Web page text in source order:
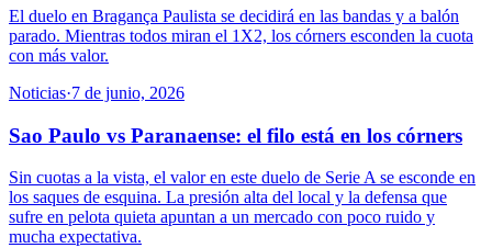
El duelo en Bragança Paulista se decidirá en las bandas y a balón
parado. Mientras todos miran el 1X2, los córners esconden la cuota
con más valor.
Noticias·7 de junio, 2026
Sao Paulo vs Paranaense: el filo está en los córners
Sin cuotas a la vista, el valor en este duelo de Serie A se esconde en
los saques de esquina. La presión alta del local y la defensa que
sufre en pelota quieta apuntan a un mercado con poco ruido y
mucha expectativa.